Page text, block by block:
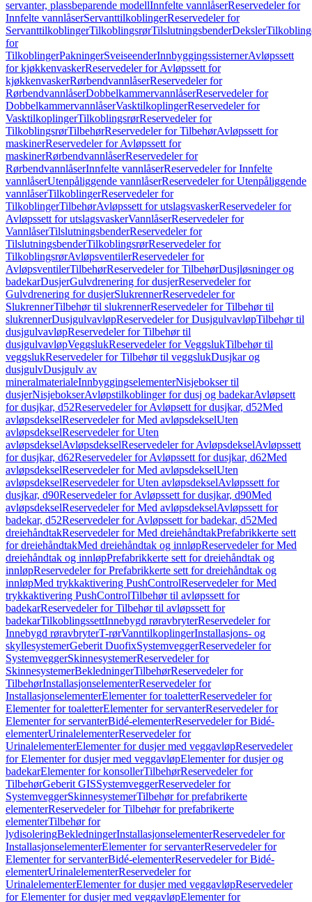
servanter, plassbeparende modellInnfelte vannlåserReservedeler for
Innfelte vannlåserServanttilkoblingerReservedeler for
ServanttilkoblingerTilkoblingsrørTilslutningsbenderDeksler
for
TilkoblingerPakningerSveiseenderInnbyggingssisternerAvløpssett
for kjøkkenvaskerReservedeler for Avløpssett for
kjøkkenvaskerRørbendvannlåserReservedeler for
RørbendvannlåserDobbelkammervannlåserReservedeler for
DobbelkammervannlåserVasktilkoplingerReservedeler for
VasktilkoplingerTilkoblingsrørReservedeler for
TilkoblingsrørTilbehørReservedeler for TilbehørAvløpssett for
maskinerReservedeler for Avløpssett for
maskinerRørbendvannlåserReservedeler for
RørbendvannlåserInnfelte vannlåserReservedeler for Innfelte
vannlåserUtenpåliggende vannlåserReservedeler for Utenpåliggende
vannlåserTilkoblingerReservedeler for
TilkoblingerTilbehørAvløpssett for utslagsvaskerReservedeler for
Avløpssett for utslagsvaskerVannlåserReservedeler for
VannlåserTilslutningsbenderReservedeler for
TilslutningsbenderTilkoblingsrørReservedeler for
TilkoblingsrørAvløpsventilerReservedeler for
AvløpsventilerTilbehørReservedeler for TilbehørDusjløsninger og
badekarDusjerGulvdrenering for dusjerReservedeler for
Gulvdrenering for dusjerSlukrennerReservedeler for
SlukrennerTilbehør til slukrennerReservedeler for Tilbehør til
slukrennerDusjgulvavløpReservedeler for DusjgulvavløpTilbehør til
dusjgulvavløpReservedeler for Tilbehør til
dusjgulvavløpVeggslukReservedeler for VeggslukTilbehør til
veggslukReservedeler for Tilbehør til veggslukDusjkar og
dusjgulvDusjgulv av
mineralmaterialeInnbyggingselementerNisjebokser til
dusjerNisjebokserAvløpstilkoblinger for dusj og badekarAvløpsett
for dusjkar, d52Reservedeler for Avløpsett for dusjkar, d52Med
avløpsdekselReservedeler for Med avløpsdekselUten
avløpsdekselReservedeler for Uten
avløpsdekselAvløpsdekselReservedeler for AvløpsdekselAvløpssett
for dusjkar, d62Reservedeler for Avløpssett for dusjkar, d62Med
avløpsdekselReservedeler for Med avløpsdekselUten
avløpsdekselReservedeler for Uten avløpsdekselAvløpssett for
dusjkar, d90Reservedeler for Avløpssett for dusjkar, d90Med
avløpsdekselReservedeler for Med avløpsdekselAvløpssett for
badekar, d52Reservedeler for Avløpssett for badekar, d52Med
dreiehåndtakReservedeler for Med dreiehåndtakPrefabrikkerte sett
for dreiehåndtakMed dreiehåndtak og innløpReservedeler for Med
dreiehåndtak og innløpPrefabrikkerte sett for dreiehåndtak og
innløpReservedeler for Prefabrikkerte sett for dreiehåndtak og
innløpMed trykkaktivering PushControlReservedeler for Med
trykkaktivering PushControlTilbehør til avløpssett for
badekarReservedeler for Tilbehør til avløpssett for
badekarTilkoblingssettInnebygd røravbryterReservedeler for
Innebygd røravbryterT-rørVanntilkoplingerInstallasjons- og
skyllesystemerGeberit DuofixSystemveggerReservedeler for
SystemveggerSkinnesystemerReservedeler for
SkinnesystemerBekledningerTilbehørReservedeler for
TilbehørInstallasjonselementerReservedeler for
InstallasjonselementerElementer for toaletterReservedeler for
Elementer for toaletterElementer for servanterReservedeler for
Elementer for servanterBidé-elementerReservedeler for Bidé-
elementerUrinalelementerReservedeler for
UrinalelementerElementer for dusjer med veggavløpReservedeler
for Elementer for dusjer med veggavløpElementer for dusjer og
badekarElementer for konsollerTilbehørReservedeler for
TilbehørGeberit GISSystemveggerReservedeler for
SystemveggerSkinnesystemerTilbehør for prefabrikerte
elementerReservedeler for Tilbehør for prefabrikerte
elementerTilbehør for
lydisoleringBekledningerInstallasjonselementerReservedeler for
InstallasjonselementerElementer for servanterReservedeler for
Elementer for servanterBidé-elementerReservedeler for Bidé-
elementerUrinalelementerReservedeler for
UrinalelementerElementer for dusjer med veggavløpReservedeler
for Elementer for dusjer med veggavløpElementer for